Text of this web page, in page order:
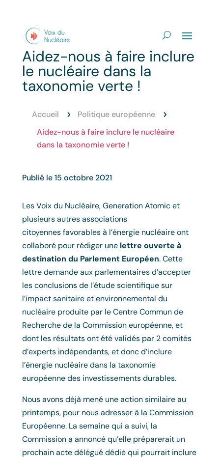
Aidez-nous à faire inclure
le nucléaire dans la
taxonomie verte !
Accueil 5 Politique européenne 5
Aidez-nous à faire inclure le nucléaire
dans la taxonomie verte !
Publié le 15 octobre 2021
Les Voix du Nucléaire, Generation Atomic et
plusieurs autres associations
citoyennes favorables à l’énergie nucléaire ont
collaboré pour rédiger une lettre ouverte à
destination du Parlement Européen. Cette
lettre demande aux parlementaires d’accepter
les conclusions de l’étude scientifique sur
l’impact sanitaire et environnemental du
nucléaire produite par le Centre Commun de
Recherche de la Commission européenne, et
dont les résultats ont été validés par 2 comités
d’experts indépendants, et donc d’inclure
l’énergie nucléaire dans la taxonomie
européenne des investissements durables.
Nous avons déjà mené une action similaire au
printemps, pour nous adresser à la Commission
Européenne. La semaine qui a suivi, la
Commission a annoncé qu’elle préparerait un
prochain acte délégué dédié qui pourrait inclure